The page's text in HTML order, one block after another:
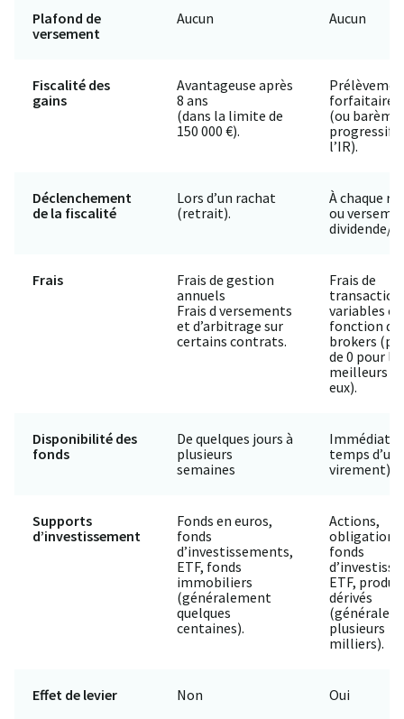
Plafond de
versement
Aucun Aucun
Fiscalité des
gains
Avantageuse après
8 ans
(dans la limite de
150 000 €).
forfaitaire
(ou barème
progressif
l’IR).
Déclenchement
de la fiscalité
Lors d’un rachat
(retrait).
À chaque
ou
dividende/
Frais
Frais de gestion
annuels
Frais d versements
et d’arbitrage sur
certains contrats.
Frais de
transaction
variables en
fonction
brokers
de 0 pour
meilleurs
eux).
Disponibilité des
fonds
De quelques jours à
plusieurs
semaines
Immédiate
temps d’un
virement)
Supports
d’investissement
Fonds en euros,
fonds
d’investissements,
ETF, fonds
immobiliers
(généralement
quelques
centaines).
Actions,
obligations,
fonds
ETF,
dérivés
plusieurs
milliers).
Effet de levier Non Oui